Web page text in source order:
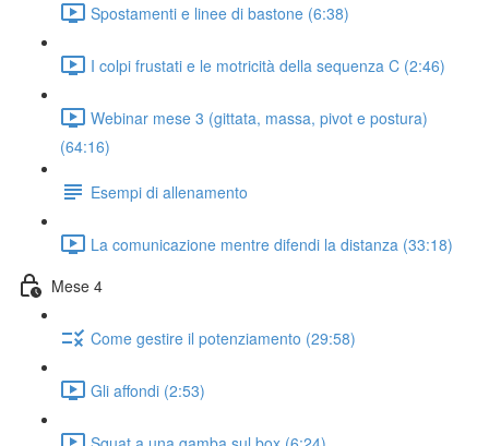
Spostamenti e linee di bastone (6:38)
I colpi frustati e le motricità della sequenza C (2:46)
Webinar mese 3 (gittata, massa, pivot e postura)
(64:16)
Esempi di allenamento
La comunicazione mentre difendi la distanza (33:18)
Mese 4
Come gestire il potenziamento (29:58)
Gli affondi (2:53)